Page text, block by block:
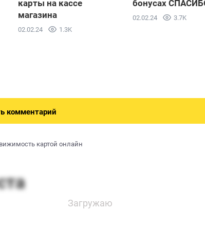
карты на кассе
магазина
02.02.24 1.3K
бонусах
02.02.24 3.7K
комментарий
картой онлайн